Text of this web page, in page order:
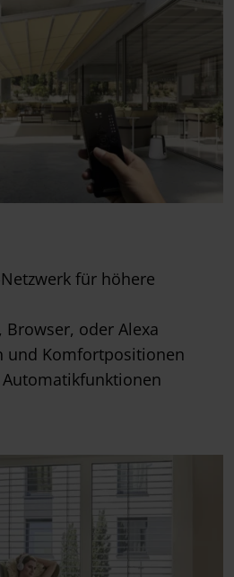
für höhere
Browser, oder Alexa
und Komfortpositionen